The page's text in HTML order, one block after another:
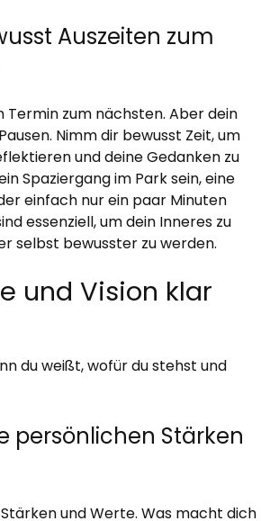
Auszeiten zum
Termin zum nächsten. Aber dein
Nimm dir bewusst Zeit, um
und deine Gedanken zu
Spaziergang im Park sein, eine
einfach nur ein paar Minuten
essenziell, um dein Inneres zu
selbst bewusster zu werden.
und Vision klar
du weißt, wofür du stehst und
persönlichen Stärken
und Werte. Was macht dich